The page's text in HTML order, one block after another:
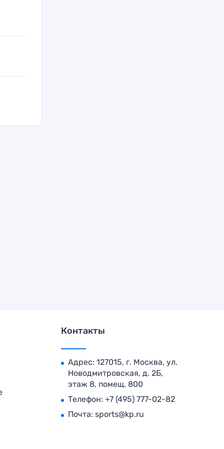
Контакты
Адрес: 127015, г. Москва, ул.
Новодмитровская, д. 2Б,
этаж 8, помещ. 800
Телефон: +7 (495) 777-02-82
Почта: sports@kp.ru